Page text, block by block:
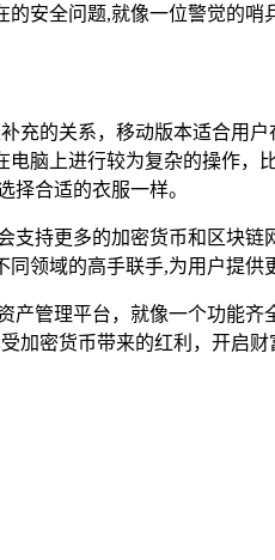
安全问题,就像一位警觉的哨
充的关系，移动版本适合用
脑上进行较为复杂的操作，
合适的衣服一样。
支持更多的加密货币和区块
领域的高手联手,为用户提供
产管理平台，就像一个功能
加密货币带来的红利，开启财